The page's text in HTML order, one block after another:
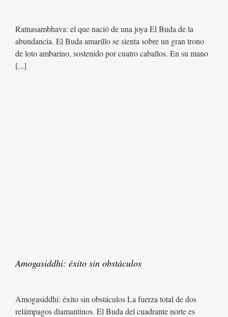
Ratnasambhava: el que nació de una joya El Buda de la
abundancia. El Buda amarillo se sienta sobre un gran trono
de loto ambarino, sostenido por cuatro caballos. En su mano
[...]
Amogasiddhi: éxito sin obstáculos
Amogasiddhi: éxito sin obstáculos La fuerza total de dos
relámpagos diamantinos. El Buda del cuadrante norte es